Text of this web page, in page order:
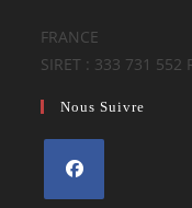
FRANCE
SIRET : 333 731 552
Nous Suivre